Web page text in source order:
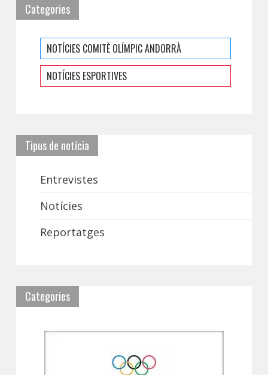
Categories
NOTÍCIES COMITÈ OLÍMPIC ANDORRÀ
NOTÍCIES ESPORTIVES
Tipus de notícia
Entrevistes
Notícies
Reportatges
Categories